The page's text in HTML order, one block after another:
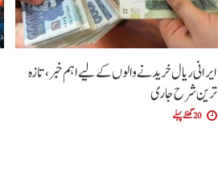
ایرانی ریال خریدنے والوں کے لیے اہم خبر، تازہ
ترین شرح جاری
20 گھنٹے پہلے